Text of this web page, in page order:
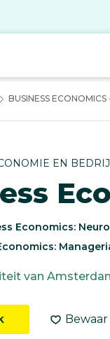
BUSINESS
EN
Economics:
van
Bewaar